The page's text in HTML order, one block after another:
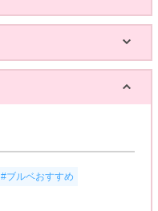
#ブルベおすすめ